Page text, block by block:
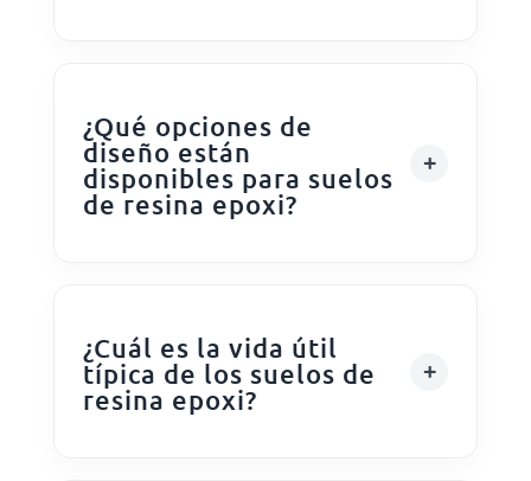
¿Qué opciones de
diseño están
disponibles para suelos
de resina epoxi?
¿Cuál es la vida útil
típica de los suelos de
resina epoxi?